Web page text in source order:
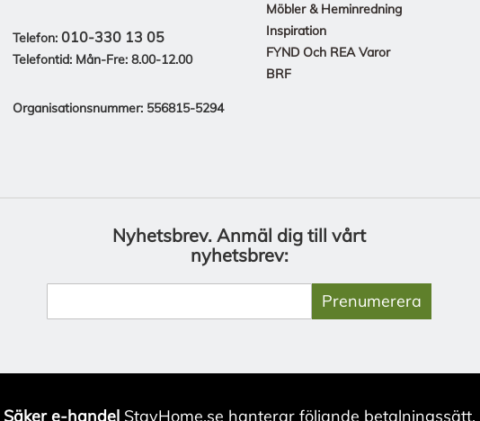
Telefon: 010-330 13 05
Telefontid: Mån-Fre: 8.00-12.00
Organisationsnummer: 556815-5294
Möbler & Heminredning
Inspiration
FYND Och REA Varor
BRF
Nyhetsbrev. Anmäl dig till vårt
nyhetsbrev:
Prenumerera
Säker e-handelStayHome.se hanterar följande betalningssätt.